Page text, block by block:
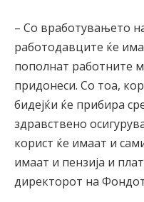
– Со вработувањето
работодавците ќе
пополнат работните
придонеси. Со тоа,
бидејќи ќе прибира
здравствено
корист ќе имаат и
имаат и пензија и
директорот на